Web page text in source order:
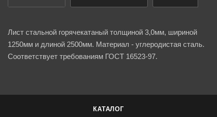
Лист стальной горячекатаный толщиной 3,0мм, шириной
1250мм и длиной 2500мм. Материал - углеродистая сталь.
Соответствует требованиям ГОСТ 16523-97.
КАТАЛОГ